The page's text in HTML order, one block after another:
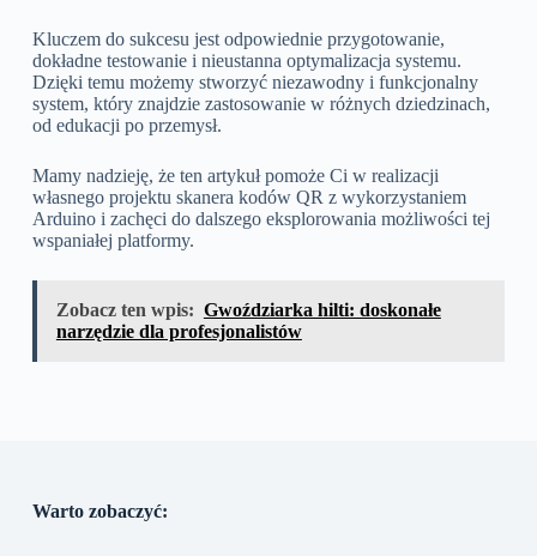
Kluczem do sukcesu jest odpowiednie przygotowanie,
dokładne testowanie i nieustanna optymalizacja systemu.
Dzięki temu możemy stworzyć niezawodny i funkcjonalny
system, który znajdzie zastosowanie w różnych dziedzinach,
od edukacji po przemysł.
Mamy nadzieję, że ten artykuł pomoże Ci w realizacji
własnego projektu skanera kodów QR z wykorzystaniem
Arduino i zachęci do dalszego eksplorowania możliwości tej
wspaniałej platformy.
Zobacz ten wpis: Gwoździarka hilti: doskonałe
narzędzie dla profesjonalistów
Warto zobaczyć: